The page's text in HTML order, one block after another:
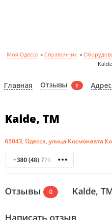
Моя Одесса » Справочник »
Главная Отзывы 0 Адрес
Kalde, ТМ
65043, Одесса, улица Космонавта
+380 (48) 770-80-40
Отзывы 0 Kalde,